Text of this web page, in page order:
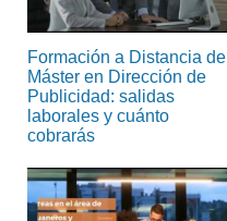
Formación a Distancia de
Máster en Dirección de
Publicidad: salidas
laborales y cuánto
cobrarás